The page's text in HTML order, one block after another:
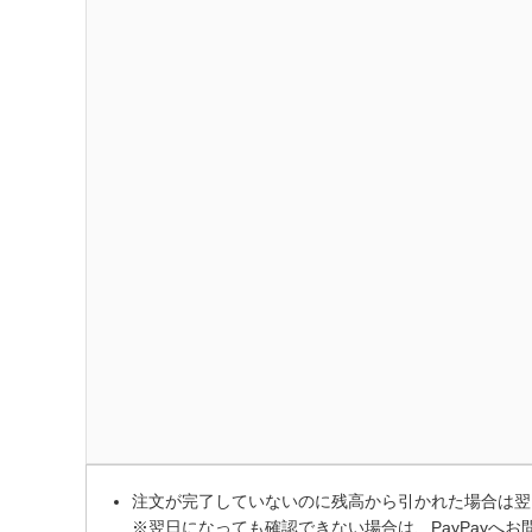
注文が完了していないのに残高から引かれた場合は
※翌日になっても確認できない場合は、PayPayへお